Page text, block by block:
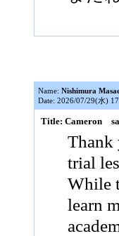
Name: Nishimura
Date: 2026/07/29(水)
Title: Cameron
Thank
trial
While
learn